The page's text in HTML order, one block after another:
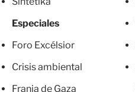
Especiales
Foro Excélsior
Crisis ambiental
Franja de Gaza